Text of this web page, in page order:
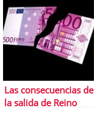
Las consecuencias de
la salida de Reino